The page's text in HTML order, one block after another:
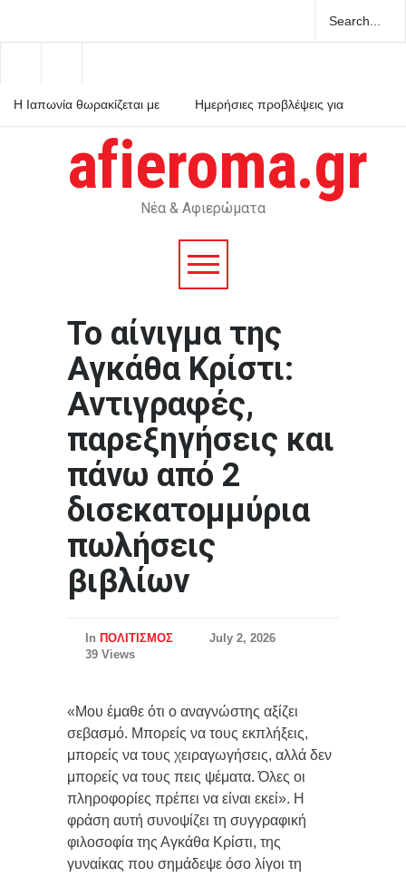
Η Ιαπωνία θωρακίζεται με
Ημερήσιες προβλέψεις για
Απόβαση των New York
Times στη Σίφνο, το
κυκλαδονήσι του Τσελεμεντέ
και της αγγειοπλαστικής
afieroma.gr
Νέα & Αφιερώματα
Το αίνιγμα της
Αγκάθα Κρίστι:
Αντιγραφές,
παρεξηγήσεις και
πάνω από 2
δισεκατομμύρια
πωλήσεις
βιβλίων
In ΠΟΛΙΤΙΣΜΟΣ
July 2, 2026
39 Views
«Μου έμαθε ότι ο αναγνώστης αξίζει
σεβασμό. Μπορείς να τους εκπλήξεις,
μπορείς να τους χειραγωγήσεις, αλλά δεν
μπορείς να τους πεις ψέματα. Όλες οι
πληροφορίες πρέπει να είναι εκεί». Η
φράση αυτή συνοψίζει τη συγγραφική
φιλοσοφία της Αγκάθα Κρίστι, της
γυναίκας που σημάδεψε όσο λίγοι τη